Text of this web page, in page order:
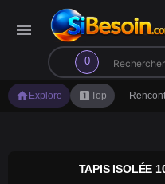
menu
0
search
home Explore looks_oneTop
TAPIS ISOLÉE